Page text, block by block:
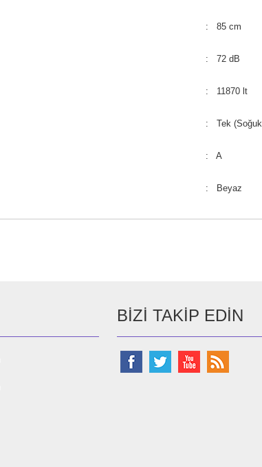
: 85 cm
: 72 dB
: 11870 lt
: Tek
: A
: Beyaz
BIZI TAKIP EDIN